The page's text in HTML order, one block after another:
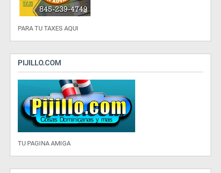
PARA TU TAXES AQUI
PIJILLO.COM
TU PAGINA AMIGA